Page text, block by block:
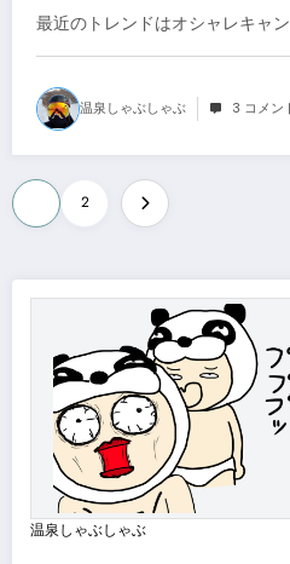
品】
最近のトレンドはオシャレキャ
温泉しゃぶしゃぶ 3 コメン
投
稿
の
2
温泉しゃぶしゃぶ